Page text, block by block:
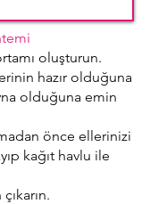
oluşturun.
hazır olduğuna
olduğuna emin
önce ellerinizi
kağıt havlu ile